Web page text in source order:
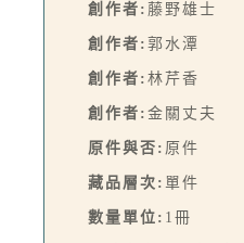
創作者: 藤野雄士
創作者: 郭水潭
創作者: 林芹香
創作者: 金關丈夫
原件與否: 原件
藏品層次: 單件
數量單位: 1冊